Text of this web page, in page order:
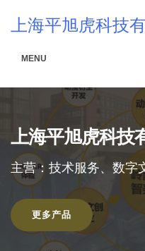
上海平旭虎科技
MENU
上海平旭虎科技
主营：技术服务、数字
更多产品